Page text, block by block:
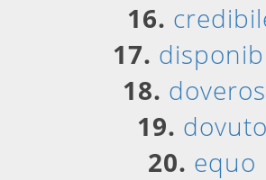
16.
17.
18.
19. dovuto
20. equo